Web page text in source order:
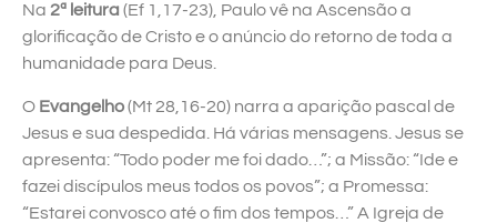
Na 2ª leitura (Ef 1,17-23), Paulo vê na Ascensão a
glorificação de Cristo e o anúncio do retorno de toda a
humanidade para Deus.
O Evangelho(Mt 28,16-20) narra a aparição pascal de
Jesus e sua despedida. Há várias mensagens. Jesus se
apresenta: “Todo poder me foi dado…”; a Missão: “Ide e
fazei discípulos meus todos os povos”; a Promessa:
“Estarei convosco até o fim dos tempos…” A Igreja de